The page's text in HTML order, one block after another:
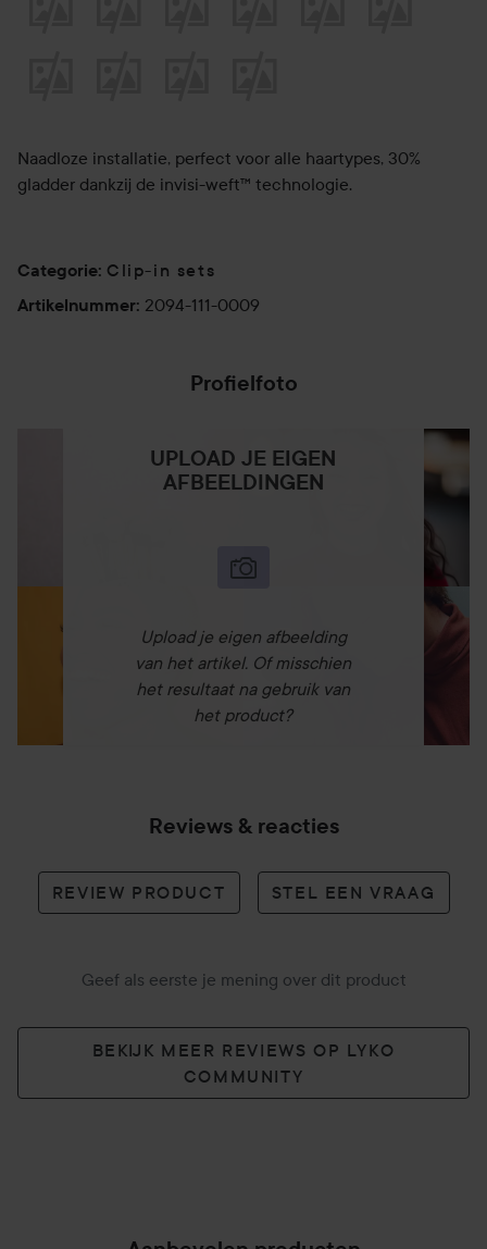
Naadloze installatie, perfect voor alle haartypes, 30%
gladder dankzij de invisi-weft™ technologie.
Categorie: Clip-in sets
Artikelnummer: 2094-111-0009
Profielfoto
UPLOAD JE EIGEN
AFBEELDINGEN
Upload je eigen afbeelding
van het artikel. Of misschien
het resultaat na gebruik van
het product?
Reviews & reacties
REVIEW PRODUCT STEL EEN VRAAG
Geef als eerste je mening over dit product
BEKIJK MEER REVIEWS OP LYKO
COMMUNITY